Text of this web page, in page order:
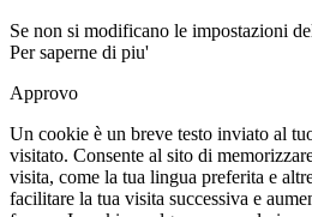
Se non si modificano le impostazioni
Per saperne di piu'
Approvo
Un cookie è un breve testo inviato al
visitato. Consente al sito di
visita, come la tua lingua preferita e
facilitare la tua visita successiva e